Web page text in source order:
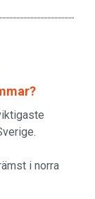
i norra